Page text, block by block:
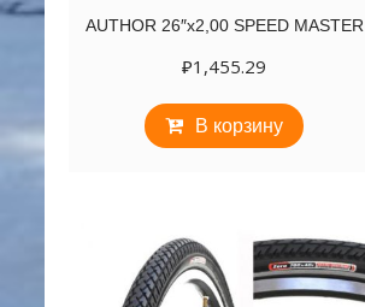
AUTHOR 26″х2,00 SPEED MASTER
₽1,455.29
В корзину